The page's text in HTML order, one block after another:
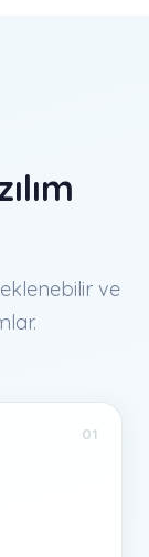
ve
01